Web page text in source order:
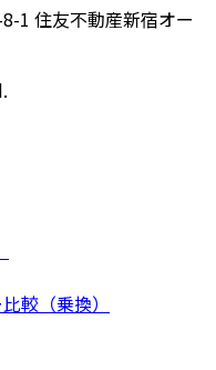
1 住友不動産新宿オー
較（乗換）